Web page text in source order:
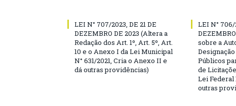
LEI N° 707/2023, DE 21 DE
DEZEMBRO DE 2023 (Altera a
Redação dos Art. 1º, Art. 5º, Art.
10 e o Anexo I da Lei Municipal
N° 631/2021, Cria o Anexo II e
dá outras providências)
LEI N° 706/
sobre a
Públicos
de
Lei Federal
outras